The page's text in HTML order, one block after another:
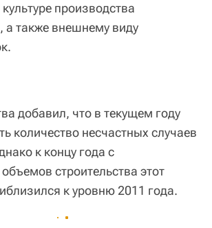
производства
а также внешнему виду
добавил, что в текущем году
количество несчастных случаев
к концу года с
строительства этот
к уровню 2011 года.